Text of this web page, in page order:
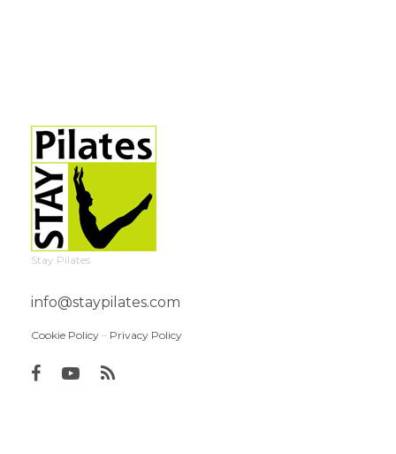
Stay Pilates
info@staypilates.com
Cookie Policy – Privacy Policy